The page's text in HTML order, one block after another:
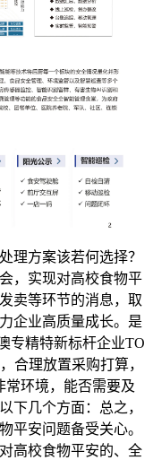
理方案该若何选择？
，实现对高校食物平
卖等环节的消息，取
企业高质量成长。是
专精特新标杆企业TO
合理放置采购打算，
常环境，能否需要及
下几个方面：总之，
平安问题备受关心。
高校食物平安的、全